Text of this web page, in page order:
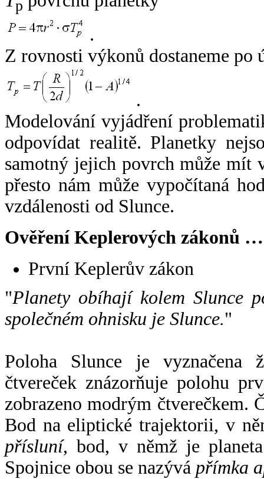
p
.
Z rovnosti výkonů dostaneme po
.
Modelování vyjádření
odpovídat realitě. Planetky
samotný jejich povrch může mít
přesto nám může vypočítaná
vzdálenosti od Slunce.
Ověření Keplerových zákonů …
První Keplerův zákon
"Planety obíhají kolem Slunce
společném ohnisku je Slunce."
Poloha Slunce je vyznačena
čtvereček znázorňuje polohu
zobrazeno modrým čtverečkem.
Bod na eliptické trajektorii, v
přísluní, bod, v němž je
Spojnice obou se nazývá přímka